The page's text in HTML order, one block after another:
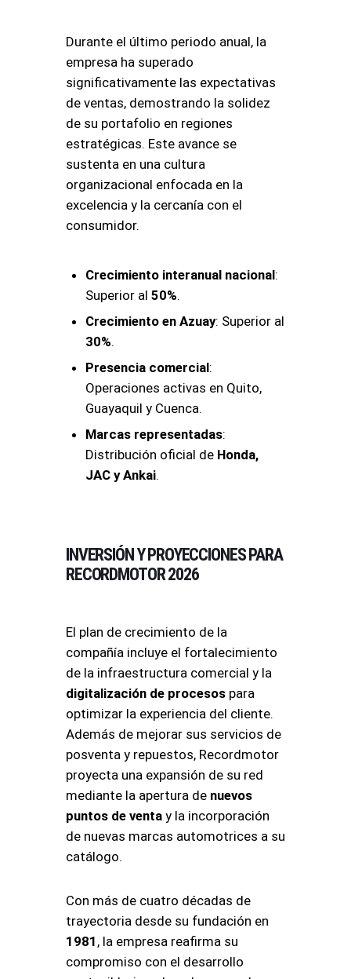
Durante el último periodo anual, la
empresa ha superado
significativamente las expectativas
de ventas, demostrando la solidez
de su portafolio en regiones
estratégicas. Este avance se
sustenta en una cultura
organizacional enfocada en la
excelencia y la cercanía con el
consumidor.
Crecimiento interanual nacional:
Superior al50%.
Crecimiento en Azuay: Superior al
30%.
Presencia comercial:
Operaciones activas en Quito,
Guayaquil y Cuenca.
Marcas representadas:
Distribución oficial de Honda,
JAC y Ankai.
INVERSIÓN Y PROYECCIONES PARA
RECORDMOTOR 2026
El plan de crecimiento de la
compañía incluye el fortalecimiento
de la infraestructura comercial y la
digitalización de procesos para
optimizar la experiencia del cliente.
Además de mejorar sus servicios de
posventa y repuestos, Recordmotor
proyecta una expansión de su red
mediante la apertura de nuevos
puntos de venta y la incorporación
de nuevas marcas automotrices a su
catálogo.
Con más de cuatro décadas de
trayectoria desde su fundación en
1981 , la empresa reafirma su
compromiso con el desarrollo